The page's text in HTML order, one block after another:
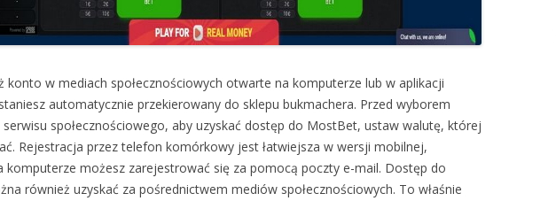
konto w mediach społecznościowych otwarte na komputerze lub w aplikacji
automatycznie przekierowany do sklepu bukmachera. Przed wyborem
społecznościowego, aby uzyskać dostęp do MostBet, ustaw walutę, której
Rejestracja przez telefon komórkowy jest łatwiejsza w wersji mobilnej,
komputerze możesz zarejestrować się za pomocą poczty e-mail. Dostęp do
również uzyskać za pośrednictwem mediów społecznościowych. To właśnie